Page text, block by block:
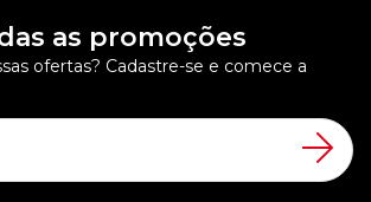
as promoções
ofertas? Cadastre-se e comece a